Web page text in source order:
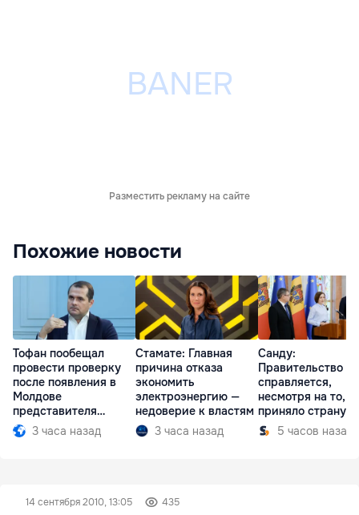
Разместить рекламу на сайте
Похожие новости
Тофан пообещал
провести проверку
после появления в
Молдове
представителя
Южной Осетии
3 часа назад
Стамате: Главная
причина отказа
экономить
электроэнергию —
недоверие к властям
3 часа назад
Санду:
Правительство
справляется,
несмотря на то,
приняло страну в
разгар кризиса
5 часов назад
14 сентября 2010, 13:05 435